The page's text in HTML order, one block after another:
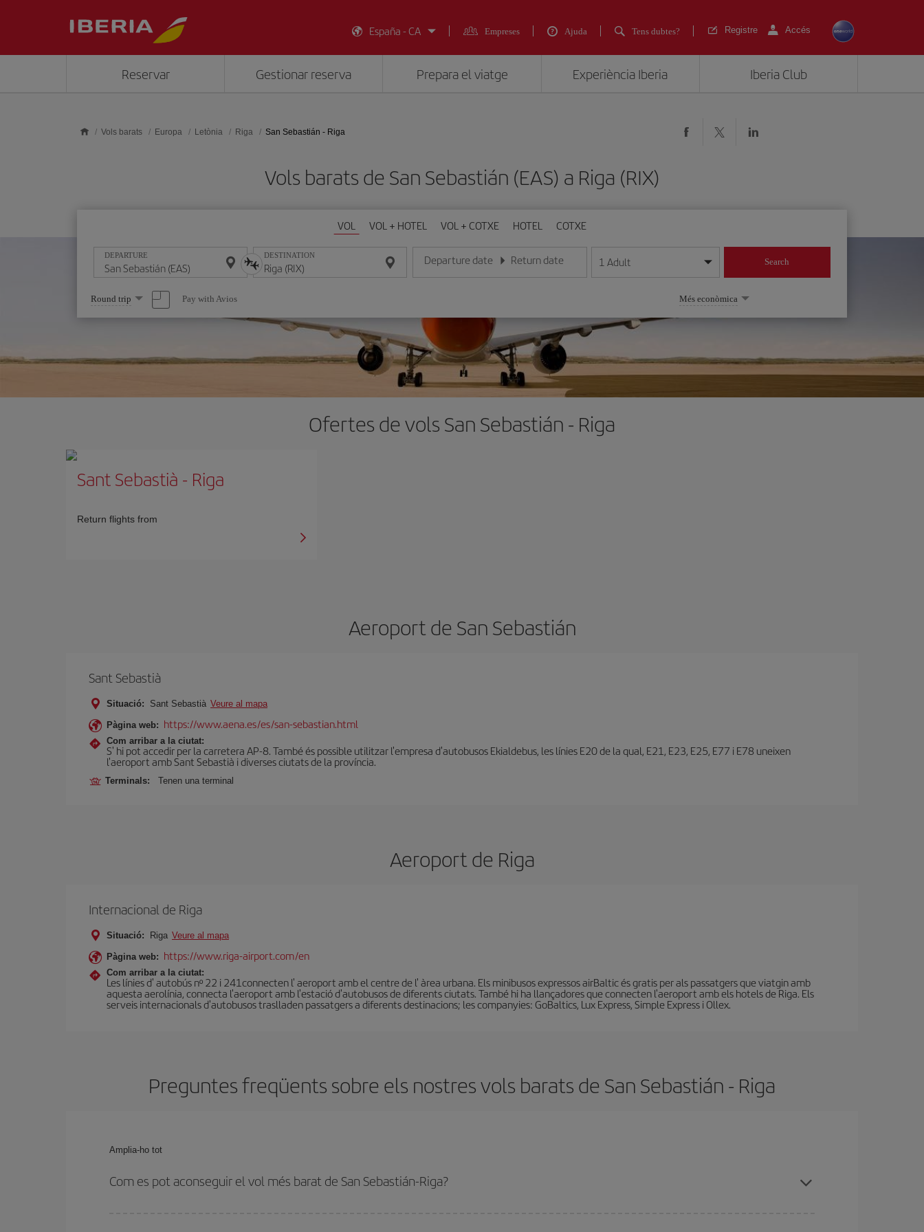
España - CA
Empreses Ajuda Tens dubtes? Registre Accés
Reservar Gestionar reserva Prepara el viatge Experiència Iberia Iberia Club
Vols barats Europa Letònia Riga San Sebastián - Riga
Vols barats de San Sebastián (EAS) a Riga (RIX)
VOL VOL + HOTEL VOL + COTXE HOTEL COTXE
DEPARTURE DESTINATION Departure date
Introduce la fecha en format dia/mes/any
Return date
Introduce la fecha en format dia/mes/any
1 Adult Search
Select
one
option
Round trip Pay with Avios Més econòmica
Ofertes de vols San Sebastián - Riga
Sant Sebastià - Riga
Return flights from
Aeroport de San Sebastián
Sant Sebastià
Situació: Sant Sebastià Veure al mapa
Pàgina web: https://www.aena.es/es/san-sebastian.html
Com arribar a la ciutat:
S' hi pot accedir per la carretera AP-8. També és possible utilitzar l'empresa d'autobusos Ekialdebus, les línies E20 de la qual, E21, E23, E25, E77 i E78 uneixen
l'aeroport amb Sant Sebastià i diverses ciutats de la província.
Terminals: Tenen una terminal
Aeroport de Riga
Internacional de Riga
Situació: Riga Veure al mapa
Pàgina web: https://www.riga-airport.com/en
Com arribar a la ciutat:
Les línies d' autobús nº 22 i 241connecten l' aeroport amb el centre de l' àrea urbana. Els minibusos expressos airBaltic és gratis per als passatgers que viatgin amb
aquesta aerolínia, connecta l'aeroport amb l'estació d'autobusos de diferents ciutats. També hi ha llançadores que connecten l'aeroport amb els hotels de Riga. Els
serveis internacionals d'autobusos traslladen passatgers a diferents destinacions; les companyies: GoBaltics, Lux Express, Simple Express i Ollex.
Preguntes freqüents sobre els nostres vols barats de San Sebastián - Riga
Amplia-ho tot
Com es pot aconseguir el vol més barat de San Sebastián-Riga?